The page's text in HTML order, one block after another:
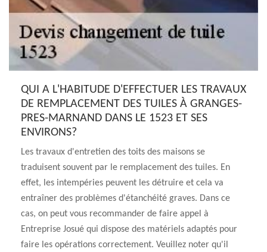
QUI A L'HABITUDE D'EFFECTUER LES TRAVAUX
DE REMPLACEMENT DES TUILES À GRANGES-
PRES-MARNAND DANS LE 1523 ET SES
ENVIRONS?
Les travaux d'entretien des toits des maisons se
traduisent souvent par le remplacement des tuiles. En
effet, les intempéries peuvent les détruire et cela va
entraîner des problèmes d'étanchéité graves. Dans ce
cas, on peut vous recommander de faire appel à
Entreprise Josué qui dispose des matériels adaptés pour
faire les opérations correctement. Veuillez noter qu'il